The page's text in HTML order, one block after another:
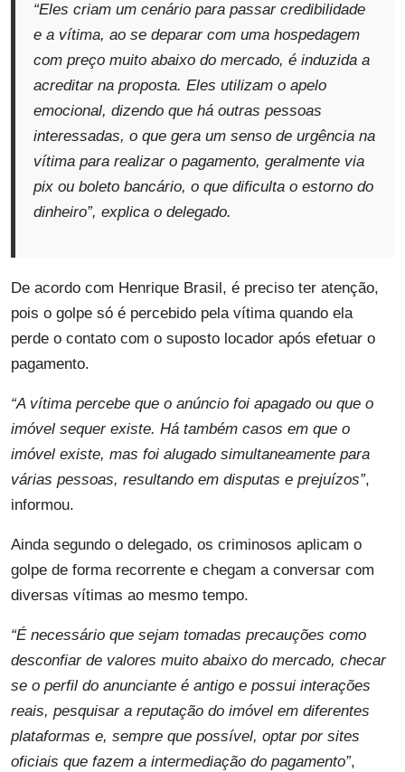
“Eles criam um cenário para passar credibilidade
e a vítima, ao se deparar com uma hospedagem
com preço muito abaixo do mercado, é induzida a
acreditar na proposta. Eles utilizam o apelo
emocional, dizendo que há outras pessoas
interessadas, o que gera um senso de urgência na
vítima para realizar o pagamento, geralmente via
pix ou boleto bancário, o que dificulta o estorno do
dinheiro”, explica o delegado.
De acordo com Henrique Brasil, é preciso ter atenção,
pois o golpe só é percebido pela vítima quando ela
perde o contato com o suposto locador após efetuar o
pagamento.
“A vítima percebe que o anúncio foi apagado ou que o
imóvel sequer existe. Há também casos em que o
imóvel existe, mas foi alugado simultaneamente para
várias pessoas, resultando em disputas e prejuízos”,
informou.
Ainda segundo o delegado, os criminosos aplicam o
golpe de forma recorrente e chegam a conversar com
diversas vítimas ao mesmo tempo.
“É necessário que sejam tomadas precauções como
desconfiar de valores muito abaixo do mercado, checar
se o perfil do anunciante é antigo e possui interações
reais, pesquisar a reputação do imóvel em diferentes
plataformas e, sempre que possível, optar por sites
oficiais que fazem a intermediação do pagamento”,